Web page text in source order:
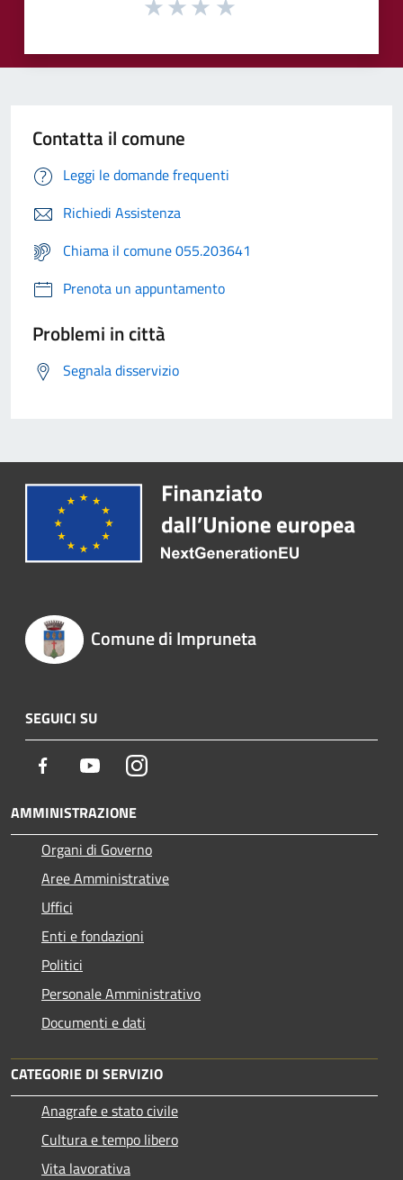
Contatta il comune
Leggi le domande frequenti
Richiedi Assistenza
Chiama il comune 055.203641
Prenota un appuntamento
Problemi in città
Segnala disservizio
Comune di Impruneta
SEGUICI SU
Facebook YoutubeInstagram
AMMINISTRAZIONE
Organi di Governo
Aree Amministrative
Uffici
Enti e fondazioni
Politici
Personale Amministrativo
Documenti e dati
CATEGORIE DI SERVIZIO
Anagrafe e stato civile
Cultura e tempo libero
Vita lavorativa